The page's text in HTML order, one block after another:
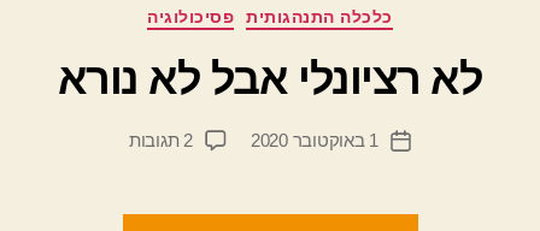
קטגוריותכלכלה התנהגותית פסיכולוגיה
לא רציונלי אבל לא נורא
המחבר
הפוסט
א
ת
מ
ן
יי
תאריך
1 באוקטובר 2020 2 תגובות
על
אבל